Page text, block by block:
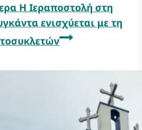
Η Ιεραποστολή στη
ενισχύεται με τη